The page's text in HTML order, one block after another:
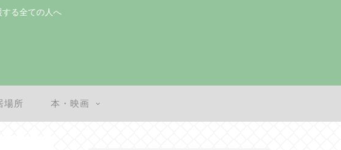
る全ての人へ
場所 本・映画